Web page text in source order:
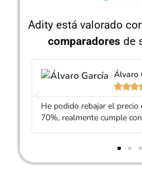
Adity está valorado
comparadores de
Jorge

Gracias Adity por
mucho más barato que el